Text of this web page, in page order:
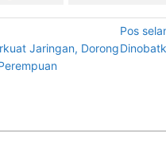
Jaringan, Dorong
Pos